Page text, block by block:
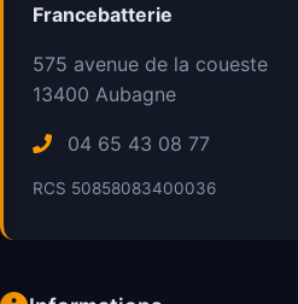
Francebatterie
575 avenue de la coueste
13400 Aubagne
04 65 43 08 77
RCS 50858083400036